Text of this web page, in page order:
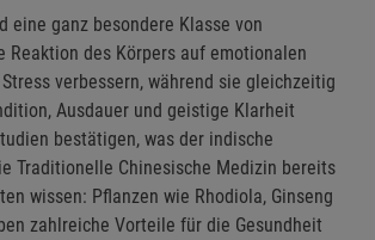
eine ganz besondere Klasse von
Reaktion des Körpers auf emotionalen
verbessern, während sie gleichzeitig
Ausdauer und geistige Klarheit
bestätigen, was der indische
Traditionelle Chinesische Medizin bereits
wissen: Pflanzen wie Rhodiola, Ginseng
zahlreiche Vorteile für die Gesundheit